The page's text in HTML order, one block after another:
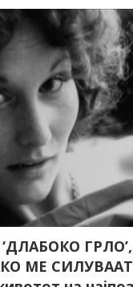
МЕ